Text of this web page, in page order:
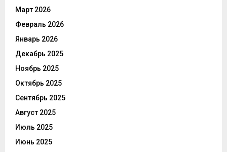
Март 2026
Февраль 2026
Январь 2026
Декабрь 2025
Ноябрь 2025
Октябрь 2025
Сентябрь 2025
Август 2025
Июль 2025
Июнь 2025